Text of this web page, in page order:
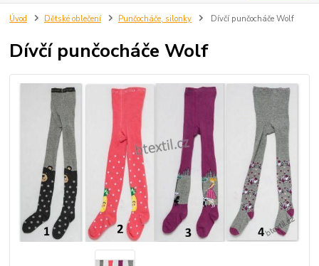
Úvod Dětské oblečení Punčocháče, silonky Dívčí punčocháče Wolf
Dívčí punčocháče Wolf